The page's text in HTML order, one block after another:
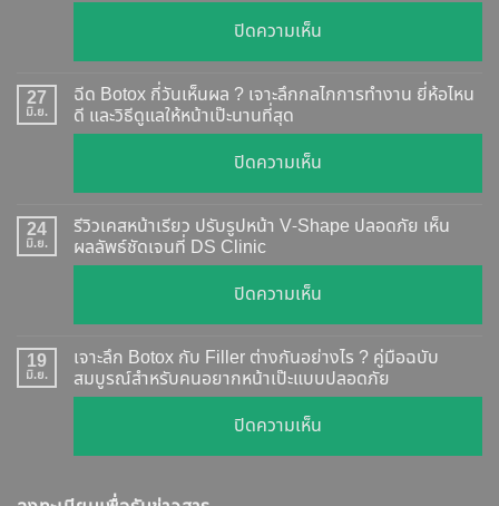
ปิดความเห็น
Botox
แท้
อย่างไร
อัปเดต
2026
ยี่ห้อ
แบบ
27
มิ.ย.
ฉีด Botox กี่วันเห็นผล ? เจาะลึกกลไกการทำงาน ยี่ห้อไหน
ดี และวิธีดูแลให้หน้าเป๊ะนานที่สุด
ปิดความเห็น
ฉีด
Botox
วัน
ผล
?
เจาะ
24
มิ.ย.
รีวิวเคสหน้าเรียว ปรับรูปหน้า V-Shape ปลอดภัย เห็น
ผลลัพธ์ชัดเจนที่ DS Clinic
ปิดความเห็น
รีวิว
เคส
หน้า
เรียว
รูป
19
มิ.ย.
เจาะลึก Botox กับ Filler ต่างกันอย่างไร ? คู่มือฉบับ
สมบูรณ์สำหรับคนอยากหน้าเป๊ะแบบปลอดภัย
ปิดความเห็น
เจาะ